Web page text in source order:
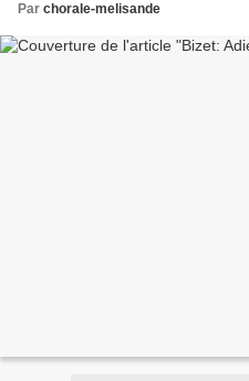
Par chorale-melisande